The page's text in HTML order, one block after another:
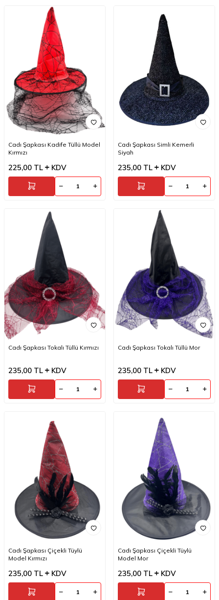
Cadı Şapkası Kadife Tüllü Model
Kırmızı
225,00 TL KDV
Cadı Şapkası Simli Kemerli
Siyah
235,00 TL KDV
Cadı Şapkası Tokalı Tüllü Kırmızı
235,00 TL KDV
Cadı Şapkası Tokalı Tüllü Mor
235,00 TL KDV
Cadı Şapkası Çiçekli Tüylü
Model Kırmızı
235,00 TL KDV
Cadı Şapkası Çiçekli Tüylü
Model Mor
235,00 TL KDV